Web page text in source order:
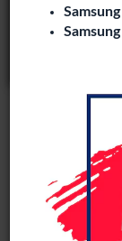
Refurbished